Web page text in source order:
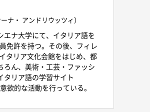
ーナ・ アンドリウッツィ）
ナ大学にて、イタリア語を
免許を持つ。その後、フィレ
タリア文化会館をはじめ、都
ろん、美術・工芸・ファッシ
タリア語の学習サイト
的な活動を行っている。